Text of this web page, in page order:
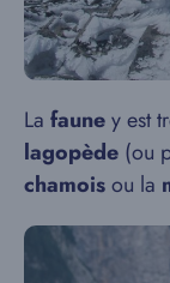
La fauney est
lagopède (ou
chamoisou la